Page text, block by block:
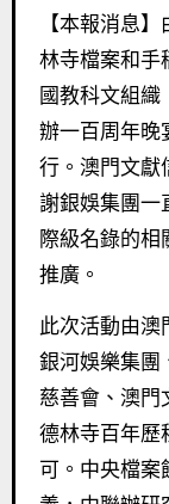
【本報消息
林寺檔案和
國教科文組織
辦一百周年晚
行。澳門文獻
謝銀娛集團一
際級名錄的
推廣。
此次活動由澳
銀河娛樂集團
慈善會、澳門
德林寺百年歷
可。中央檔案